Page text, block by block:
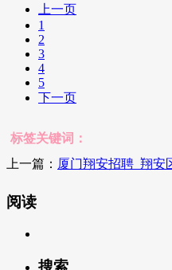
上一页
1
2
3
4
5
下一页
标签关键词：
上一篇： 厦门翔安招聘_翔安
阅读
搜索